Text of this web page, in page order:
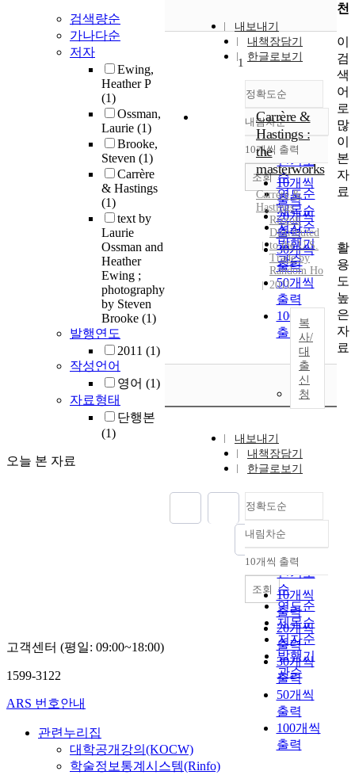
검색량순
가나다순
저자
Ewing,
Heather P
(1)
Ossman,
Laurie (1)
Brooke,
Steven (1)
Carrère
& Hastings
(1)
text by
Laurie
Ossman and
Heather
Ewing ;
photography
by Steven
Brooke (1)
발행연도
2011 (1)
작성언어
영어 (1)
자료형태
단행본
(1)
오늘 본 자료
내보내기
내책장담기
한글로보기
정확도순
정확도
순
인기도
순
연도순
제목순
저자순
발행기
관순
내림차순
내림차순
10개씩 출력
10개씩
출력
20개씩
출력
30개씩
출력
50개씩
출력
100개씩
출력
조회
1
Carrère &
Hastings :
the
masterworks
Carrère &
Hastings
Rizzoli
Distributed
to the U.S.
Trade by
Random Ho
2011
복
사/
대
출
신
청
내보내기
내책장담기
한글로보기
정확도순
정확도
순
인기도
순
연도순
제목순
저자순
발행기
관순
내림차순
내림차순
10개씩 출력
10개씩
출력
20개씩
출력
30개씩
출력
50개씩
출력
100개씩
출력
조회
천
이
검
색
어
로
많
이
본
자
료
활
용
도
높
은
자
료
고객센터 (평일: 09:00~18:00)
1599-3122
ARS 번호안내
관련누리집
대학공개강의(KOCW)
학술정보통계시스템(Rinfo)